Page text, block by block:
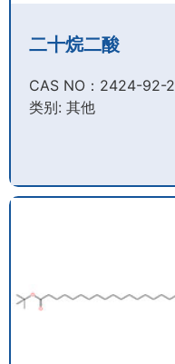
二十烷二酸
CAS NO：2424-92-2​
类别: 其他